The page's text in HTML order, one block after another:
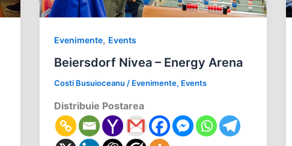
Evenimente, Events
Beiersdorf Nivea – Energy Arena
Costi Busuioceanu / Evenimente, Events
Distribuie Postarea